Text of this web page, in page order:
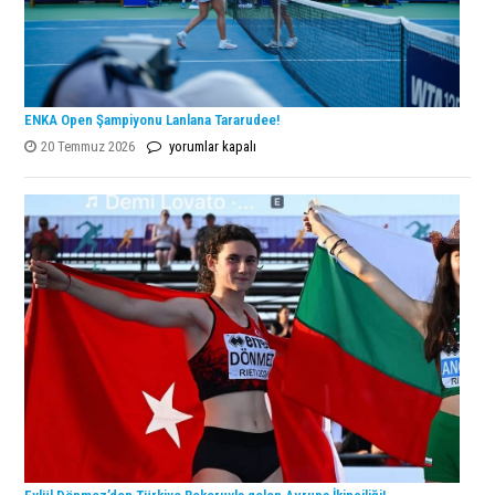
ENKA Open Şampiyonu Lanlana Tararudee!
20 Temmuz 2026
ENKA
Şampiyonu
Lanlana
Tararudee!
için
yorumlar kapalı